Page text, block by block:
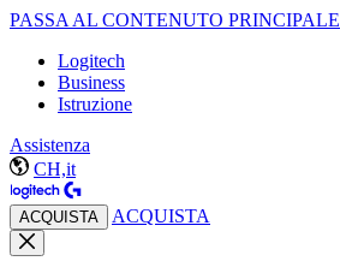
PASSA AL CONTENUTO PRINCIPALE
Logitech
Business
Istruzione
Assistenza
CH,it
ACQUISTA ACQUISTA